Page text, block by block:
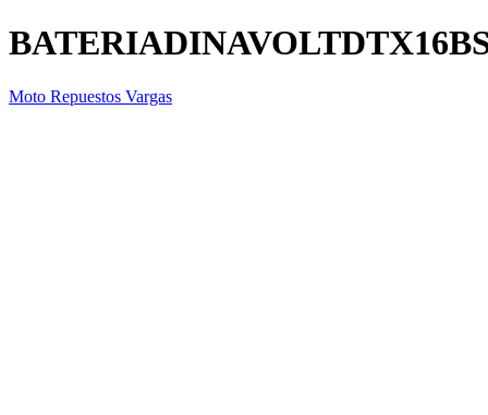
Moto Repuestos Vargas